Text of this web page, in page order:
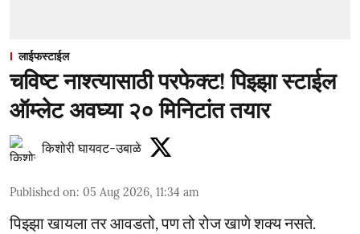
लाईफस्टाईल
चविष्ट नाश्त्यासाठी परफेक्ट! पिझ्झा स्टाईल
ऑम्लेट अवघ्या २० मिनिटांत तयार
किशोरी घायवट-उबाळे
Published on: 05 Aug 2026, 11:34 am
पिझ्झा खायला तर आवडतो, पण तो रोज खाणे शक्य नसते.